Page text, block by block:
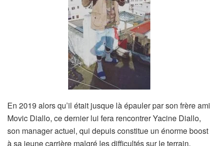
En 2019 alors qu’il était jusque là épauler par son frère ami
Movic Diallo, ce dernier lui fera rencontrer Yacine Diallo,
son manager actuel, qui depuis constitue un énorme boost
à sa jeune carrière malgré les difficultés sur le terrain.